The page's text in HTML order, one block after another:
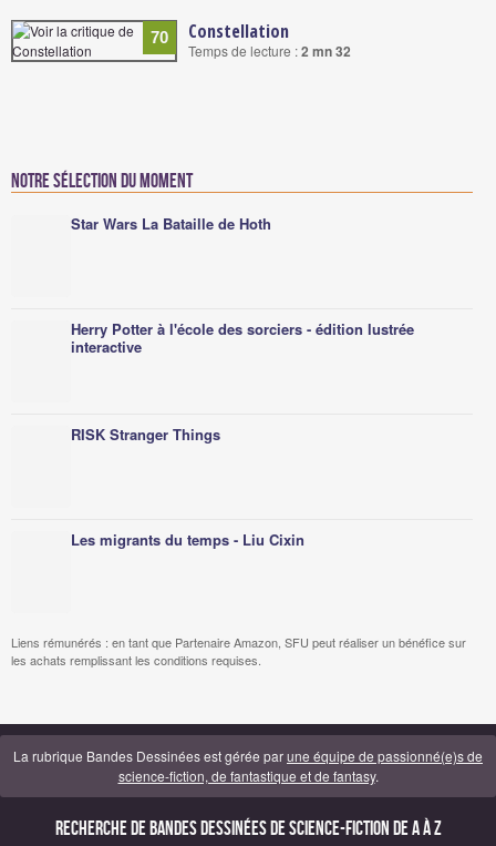
70 Constellation
Temps de lecture :2 mn 32
Notre sélection du moment
Star Wars La Bataille de Hoth
Herry Potter à l'école des sorciers - édition lustrée
interactive
RISK Stranger Things
Les migrants du temps - Liu Cixin
Liens rémunérés : en tant que Partenaire Amazon, SFU peut réaliser un bénéfice sur
les achats remplissant les conditions requises.
La rubrique Bandes Dessinées est gérée parune équipe de passionné(e)s de
science-fiction, de fantastique et de fantasy.
Recherche de Bandes Dessinées de science-fiction de A à Z